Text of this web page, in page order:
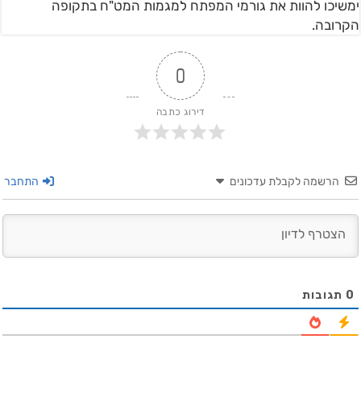
ימשיכו להוות את גורמי המפתח למגמות המט"ח בתקופה
הקרובה.
0
דירוג כתבה
הרשמה לקבלת עדכונים התחבר
0 תגובות